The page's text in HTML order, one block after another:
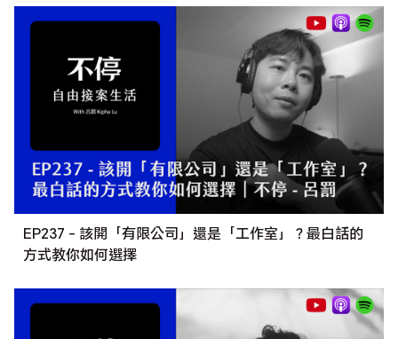
EP237 - 該開「有限公司」還是「工作室」？最白話的
方式教你如何選擇